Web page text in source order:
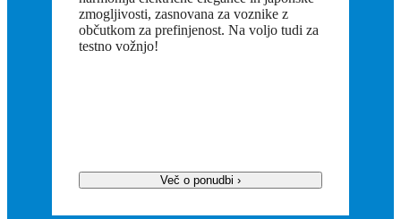
zmogljivosti, zasnovana za voznike z
občutkom za prefinjenost. Na voljo tudi za
testno vožnjo!
Več o ponudbi ›